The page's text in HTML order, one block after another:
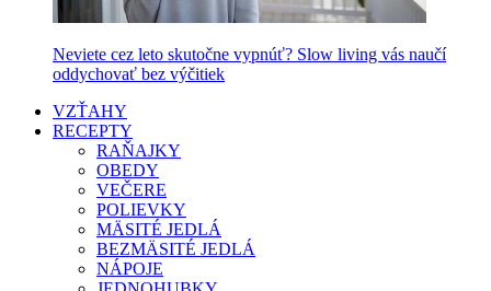
Neviete cez leto skutočne vypnúť? Slow living vás naučí
oddychovať bez výčitiek
VZŤAHY
RECEPTY
RAŇAJKY
OBEDY
VEČERE
POLIEVKY
MÄSITÉ JEDLÁ
BEZMÄSITÉ JEDLÁ
NÁPOJE